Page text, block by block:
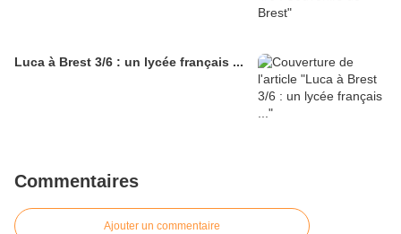
Luca à Brest 3/6 : un lycée français ...
Commentaires
Ajouter un commentaire